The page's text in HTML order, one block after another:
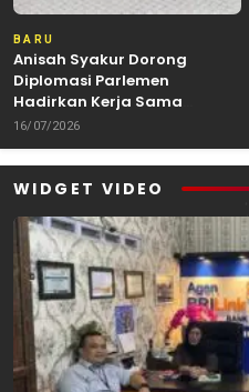
BARU
Anisah Syakur Dorong
Diplomasi Parlemen
Hadirkan Kerja Sama
Internasional yang
16/07/2026
WIDGET VIDEO